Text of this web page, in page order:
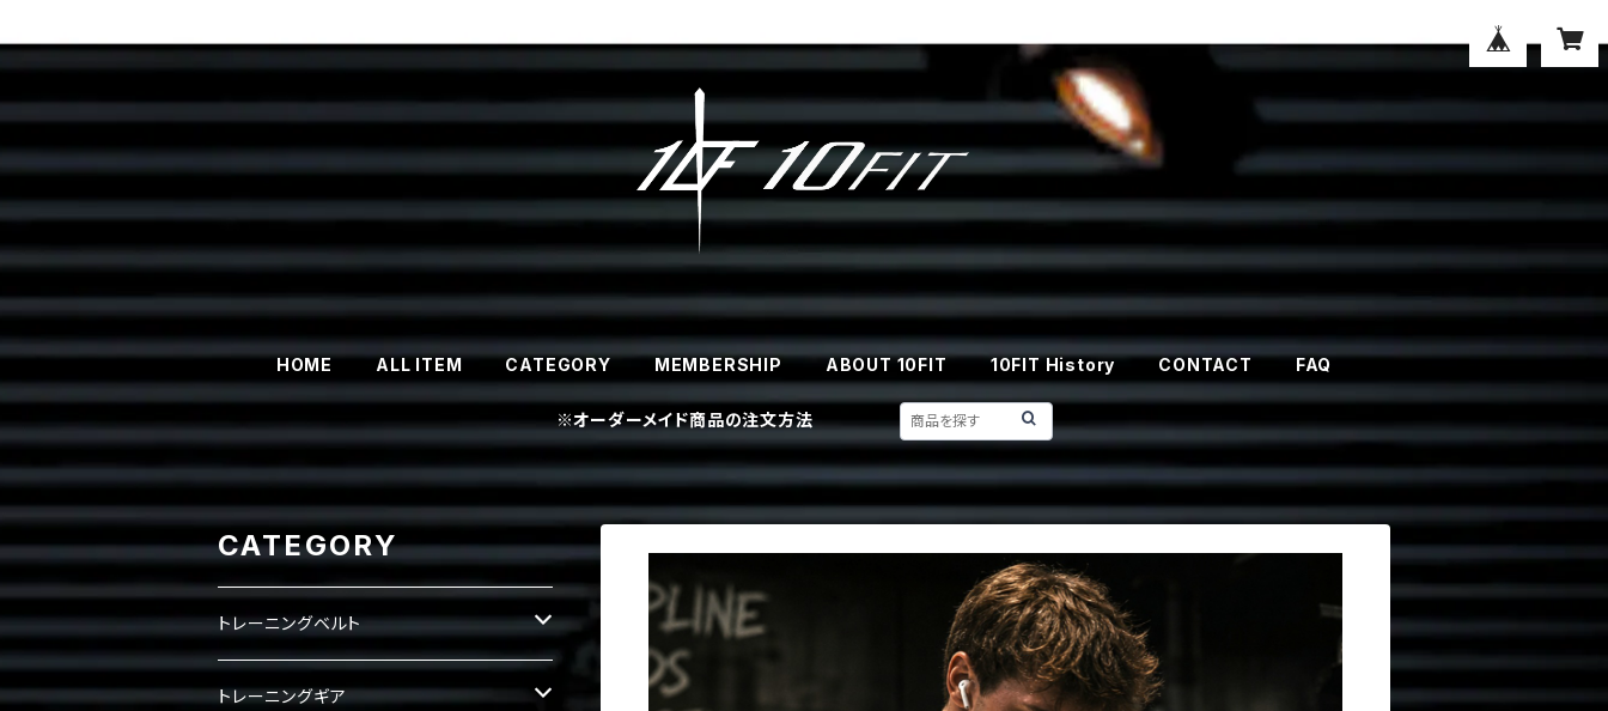
HOME ALL ITEM CATEGORY MEMBERSHIP ABOUT 10FIT 10FIT History CONTACT FAQ
※オーダーメイド商品の注文方法
CATEGORY
トレーニングベルト
レバーベルト
トレーニングギア